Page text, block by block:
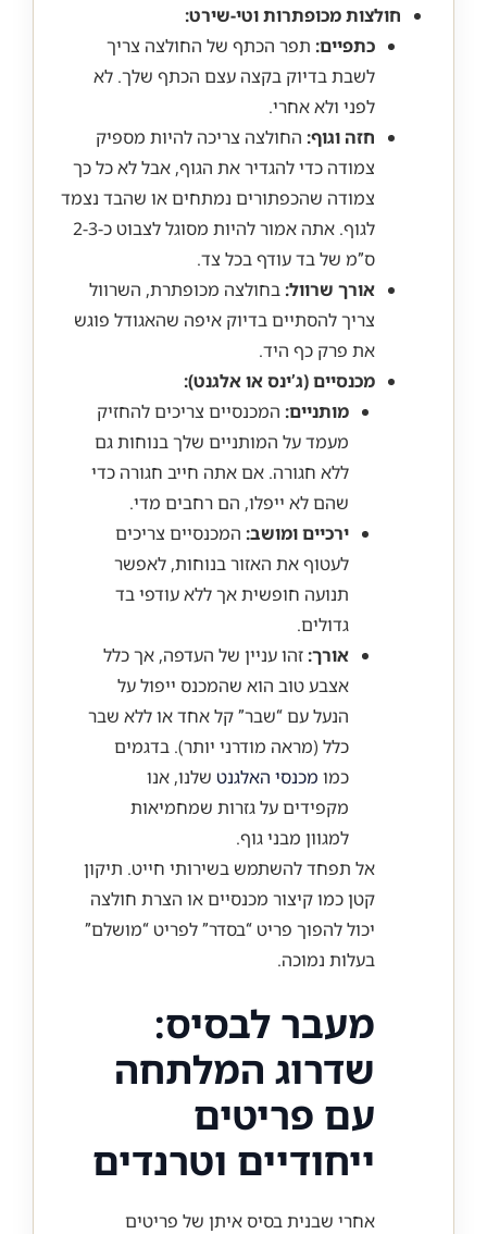
חולצות מכופתרות וטי-שירט:
כתפיים: תפר הכתף של החולצה צריך
לשבת בדיוק בקצה עצם הכתף שלך. לא
לפני ולא אחרי.
חזה וגוף: החולצה צריכה להיות מספיק
צמודה כדי להגדיר את הגוף, אבל לא כל כך
צמודה שהכפתורים נמתחים או שהבד נצמד
לגוף. אתה אמור להיות מסוגל לצבוט כ-2-3
ס”מ של בד עודף בכל צד.
אורך שרוול: בחולצה מכופתרת, השרוול
צריך להסתיים בדיוק איפה שהאגודל פוגש
את פרק כף היד.
מכנסיים (ג’ינס או אלגנט):
מותניים: המכנסיים צריכים להחזיק
מעמד על המותניים שלך בנוחות גם
ללא חגורה. אם אתה חייב חגורה כדי
שהם לא ייפלו, הם רחבים מדי.
ירכיים ומושב: המכנסיים צריכים
לעטוף את האזור בנוחות, לאפשר
תנועה חופשית אך ללא עודפי בד
גדולים.
אורך: זהו עניין של העדפה, אך כלל
אצבע טוב הוא שהמכנס ייפול על
הנעל עם “שבר” קל אחד או ללא שבר
כלל (מראה מודרני יותר). בדגמים
כמו מכנסי האלגנט שלנו, אנו
מקפידים על גזרות שמחמיאות
למגוון מבני גוף.
אל תפחד להשתמש בשירותי חייט. תיקון
קטן כמו קיצור מכנסיים או הצרת חולצה
יכול להפוך פריט “בסדר” לפריט “מושלם”
בעלות נמוכה.
מעבר לבסיס:
שדרוג המלתחה
עם פריטים
ייחודיים וטרנדים
אחרי שבנית בסיס איתן של פריטים